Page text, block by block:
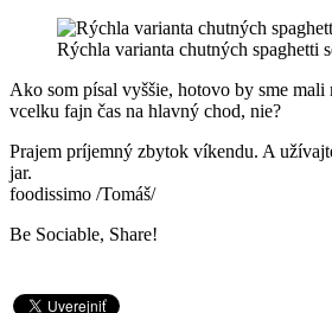
Rýchla varianta chutných spaghetti
Ako som písal vyššie, hotovo by sme
vcelku fajn čas na hlavný chod, nie?
Prajem príjemný zbytok víkendu. A
jar.
foodissimo /Tomáš/
Be Sociable, Share!